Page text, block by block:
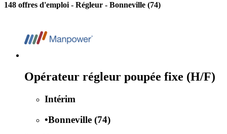
148 offres d'emploi - Régleur - Bonneville (74)
Opérateur régleur poupée fixe (H/F)
Intérim
•Bonneville (74)